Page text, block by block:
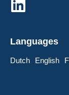
Languages
Dutch English